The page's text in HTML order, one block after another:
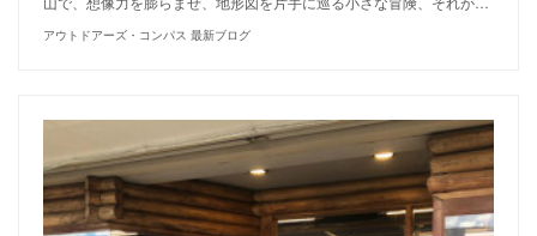
アウトドアーズ・コンパス 最新ブログ